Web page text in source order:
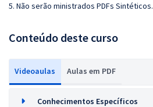
5. Não serão ministrados PDFs Sintéticos.
Conteúdo deste curso
Videoaulas Aulas em PDF
Conhecimentos Específicos